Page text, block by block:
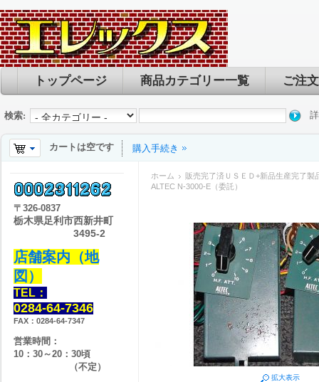
トップページ 商品カテゴリー一覧 ご注
検索:
カートは空です 購入手続き
ホーム
販売完了済ＵＳＥＤ+新品生産完了製
ALTEC N-3000-E（委託）
拡大表示
〒 326-0837
栃木県足利市西新井町
3495-2
店舗案内（地
図）
TEL：
0284-64-7346
FAX：0284-64-7347
営業時間：
10：30～20：30頃
（不定）